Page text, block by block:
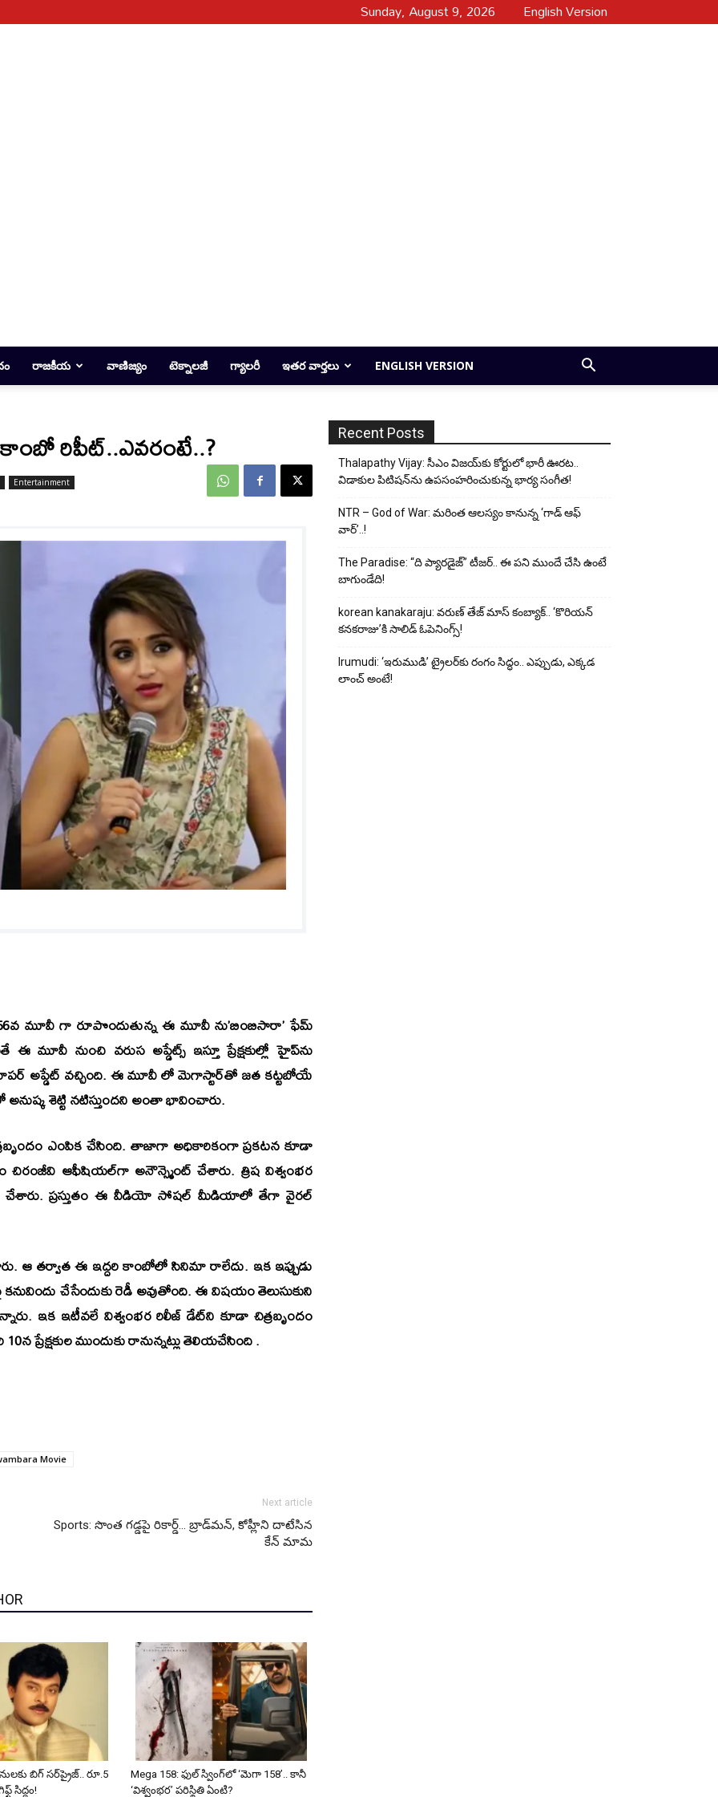
Sunday, August 9, 2026 English Version
రాజకీయ వాణిజ్యం టెక్నాలజీ గ్యాలరీ ఇతర వార్తలు ENGLISH VERSION
Entertainment
కాంబో రిపీట్..ఎవరంటే..?
మూవీ గా రూపొందుతున్న ఈ మూవీ ను’బింబిసారా’ ఫేమ్
ఈ మూవీ నుంచి వరుస అప్డేట్స్ ఇస్తూ ప్రేక్షకుల్లో హైప్‌ను
అప్డేట్ వచ్చింది. ఈ మూవీ లో మెగాస్టార్‌తో జత కట్టబోయే
అనుష్క శెట్టినటిస్తుందని అంతా భావించారు.
ఎంపిక చేసింది. తాజాగా అధికారికంగా ప్రకటన కూడా
ఆఫీషియ‌ల్‌గా అనౌన్స్మెంట్ చేశారు. త్రిష విశ్వంభ‌ర
చేశారు. ప్రస్తుతం ఈ వీడియో సోష‌ల్ మీడియాలో తేగా వైర‌ల్
ఆ తర్వాత ఈ ఇద్దరి కాంబోలో సినిమా రాలేదు. ఇక ఇప్పుడు
చేసేందుకు రెడీ అవుతోంది. ఈ విషయం తెలుసుకుని
ఇక ఇటీవలే విశ్వంభరరిలీజ్ డేట్‌ని కూడా చిత్రబృందం
ప్రేక్షకుల ముందుకు రానున్నట్లు తెలియచేసింది .
Movie
Next article
Sports: సొంత గడ్డపై రికార్డ్… బ్రాడ్‌మ‌న్, కోహ్లీని దాటేసిన‌
కేన్ మామ
బిగ్ సర్‌ప్రైజ్.. రూ.5
సిద్ధం!
Mega 158: ఫుల్ స్వింగ్‌లో ‘మెగా 158’.. కానీ
‘విశ్వంభర’ పరిస్థితి ఏంటి?
Recent Posts
Thalapathy Vijay: సీఎం విజయ్‌కు కోర్టులో భారీ ఊరట..
విడాకుల పిటిషన్‌ను ఉపసంహరించుకున్న భార్య సంగీత!
NTR – God of War: మరింత ఆలస్యం కానున్న ‘గాడ్ ఆఫ్
వార్’..!
The Paradise: “ది ప్యారడైజ్” టీజర్.. ఈ పని ముందే చేసి ఉంటే
బాగుండేది!
korean kanakaraju: వరుణ్ తేజ్ మాస్ కంబ్యాక్.. ‘కొరియన్
కనకరాజు’కి సాలిడ్ ఓపెనింగ్స్!
Irumudi: ‘ఇరుముడి’ ట్రైలర్‌కు రంగం సిద్ధం.. ఎప్పుడు, ఎక్కడ
లాంచ్ అంటే!